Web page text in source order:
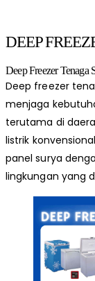
DEEP
Deep Freezer Tenaga
Deep freezer
menjaga
terutama di
listrik
panel surya
lingkungan yang